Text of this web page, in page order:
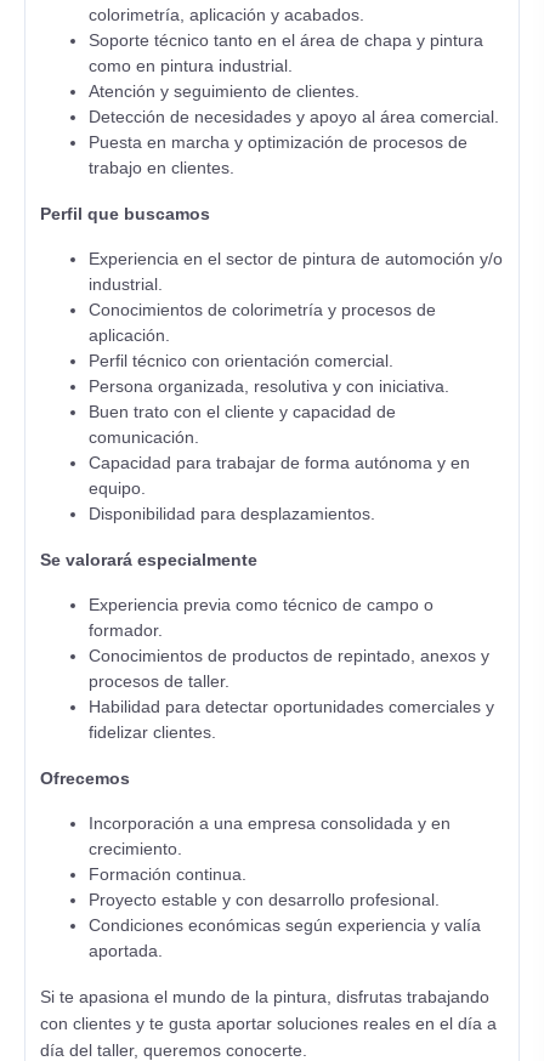
colorimetría, aplicación y acabados.
Soporte técnico tanto en el área de chapa y pintura
como en pintura industrial.
Atención y seguimiento de clientes.
Detección de necesidades y apoyo al área comercial.
Puesta en marcha y optimización de procesos de
trabajo en clientes.
Perfil que buscamos
Experiencia en el sector de pintura de automoción y/o
industrial.
Conocimientos de colorimetría y procesos de
aplicación.
Perfil técnico con orientación comercial.
Persona organizada, resolutiva y con iniciativa.
Buen trato con el cliente y capacidad de
comunicación.
Capacidad para trabajar de forma autónoma y en
equipo.
Disponibilidad para desplazamientos.
Se valorará especialmente
Experiencia previa como técnico de campo o
formador.
Conocimientos de productos de repintado, anexos y
procesos de taller.
Habilidad para detectar oportunidades comerciales y
fidelizar clientes.
Ofrecemos
Incorporación a una empresa consolidada y en
crecimiento.
Formación continua.
Proyecto estable y con desarrollo profesional.
Condiciones económicas según experiencia y valía
aportada.
Si te apasiona el mundo de la pintura, disfrutas trabajando
con clientes y te gusta aportar soluciones reales en el día a
día del taller, queremos conocerte.